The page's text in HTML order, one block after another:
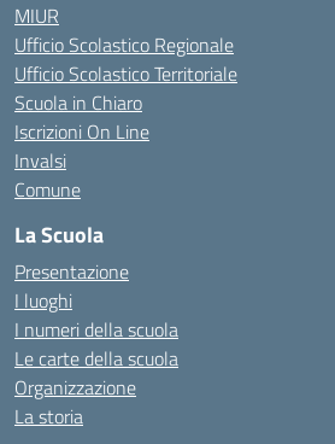
MIUR
Ufficio Scolastico Regionale
Ufficio Scolastico Territoriale
Scuola in Chiaro
Iscrizioni On Line
Invalsi
Comune
La Scuola
Presentazione
I luoghi
I numeri della scuola
Le carte della scuola
Organizzazione
La storia